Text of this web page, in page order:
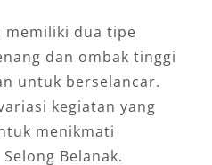
memiliki dua tipe
dan ombak tinggi
untuk berselancar.
kegiatan yang
menikmati
Belanak.